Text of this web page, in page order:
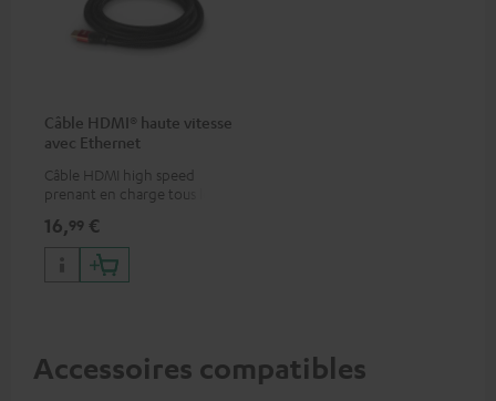
Câble HDMI® haute vitesse
avec Ethernet
Câble HDMI high speed
prenant en charge tous les
50/60p et 4K 3D
16,99 €
Accessoires compatibles